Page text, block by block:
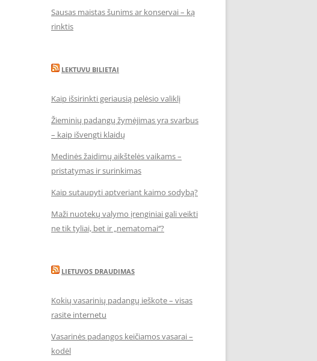
Sausas maistas šunims ar konservai – ką
rinktis
LEKTUVU BILIETAI
Kaip išsirinkti geriausią pelėsio valiklį
Žieminių padangų žymėjimas yra svarbus
– kaip išvengti klaidų
Medinės žaidimų aikštelės vaikams –
pristatymas ir surinkimas
Kaip sutaupyti aptveriant kaimo sodybą?
Maži nuotekų valymo įrenginiai gali veikti
ne tik tyliai, bet ir „nematomai‘‘?
LIETUVOS DRAUDIMAS
Kokių vasarinių padangų ieškote – visas
rasite internetu
Vasarinės padangos keičiamos vasarai –
kodėl